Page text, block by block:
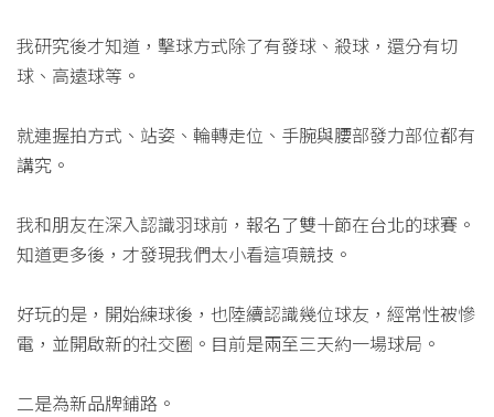
我研究後才知道，擊球方式除了有發球、殺球，還分有切
球、高遠球等。
就連握拍方式、站姿、輪轉走位、手腕與腰部發力部位都有
講究。
我和朋友在深入認識羽球前，報名了雙十節在台北的球賽。
知道更多後，才發現我們太小看這項競技。
好玩的是，開始練球後，也陸續認識幾位球友，經常性被慘
電，並開啟新的社交圈。目前是兩至三天約一場球局。
二是為新品牌鋪路。